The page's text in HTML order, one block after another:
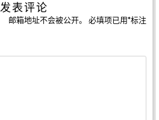
发表评论
邮箱地址不会被公开。 必填项已用*标注